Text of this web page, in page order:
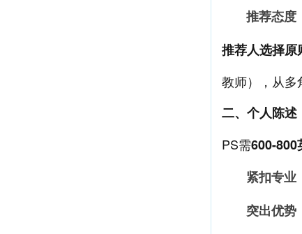
推荐态度
推荐人选择原
教师），从多
二、个人陈述
PS需600-800
紧扣专业
突出优势